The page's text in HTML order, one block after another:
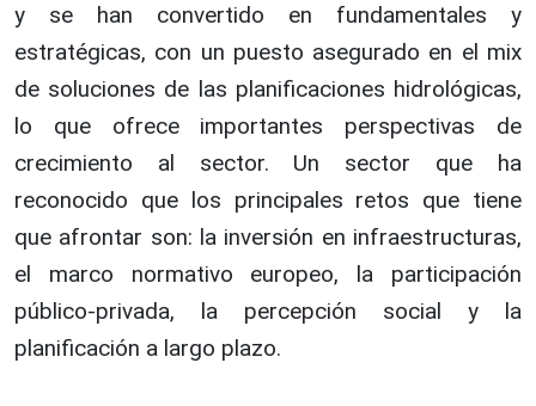
y se han convertido en fundamentales y
estratégicas, con un puesto asegurado en el mix
de soluciones de las planificaciones hidrológicas,
lo que ofrece importantes perspectivas de
crecimiento al sector. Un sector que ha
reconocido que los principales retos que tiene
que afrontar son: la inversión en infraestructuras,
el marco normativo europeo, la participación
público-privada, la percepción social y la
planificación a largo plazo.